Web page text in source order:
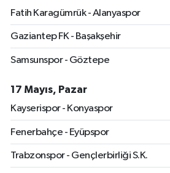
Fatih Karagümrük - Alanyaspor
Gaziantep FK - Başakşehir
Samsunspor - Göztepe
17 Mayıs, Pazar
Kayserispor - Konyaspor
Fenerbahçe - Eyüpspor
Trabzonspor - Gençlerbirliği S.K.